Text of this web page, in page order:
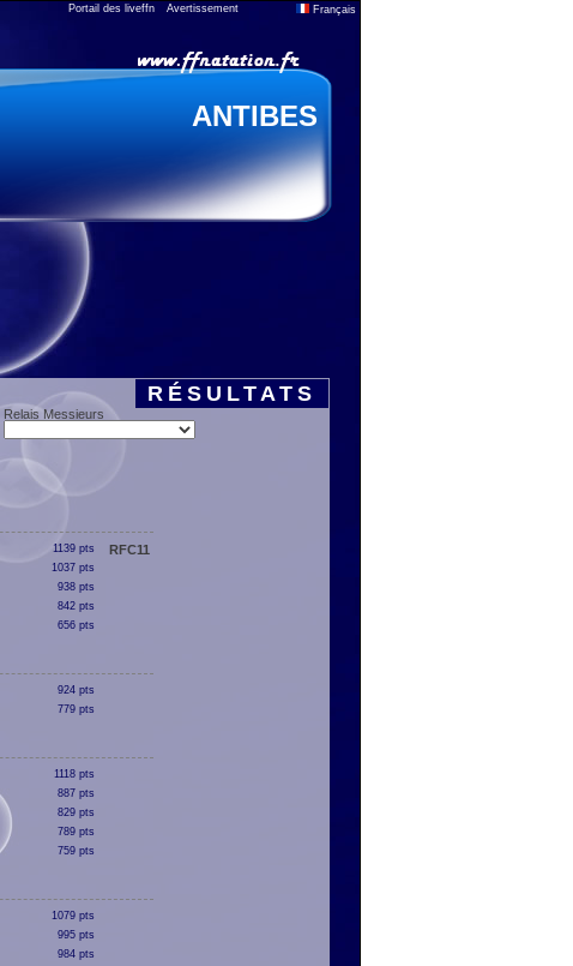
Portail des liveffn Avertissement Français
ANTIBES
RÉSULTATS
Relais Messieurs
1139 pts
RFC11
1037 pts
938 pts
842 pts
656 pts
924 pts
779 pts
1118 pts
887 pts
829 pts
789 pts
759 pts
1079 pts
995 pts
984 pts